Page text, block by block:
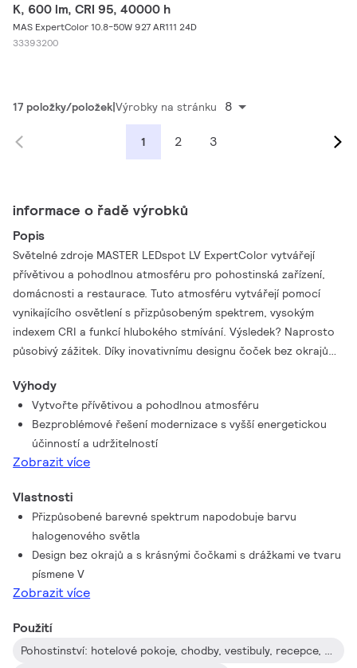
K, 600 lm, CRI 95, 40000 h
MAS ExpertColor 10.8-50W 927 AR111 24D
33393200
17 položky/položek Výrobky na stránku 8
1 2 3
informace o řadě výrobků
Popis
Světelné zdroje MASTER LEDspot LV ExpertColor vytvářejí
přívětivou a pohodlnou atmosféru pro pohostinská zařízení,
domácnosti a restaurace. Tuto atmosféru vytvářejí pomocí
vynikajícího osvětlení s přizpůsobeným spektrem, vysokým
indexem CRI a funkcí hlubokého stmívání. Výsledek? Naprosto
působivý zážitek. Díky inovativnímu designu čoček bez okrajů
téměř jakýkoli styl zařízení interiéru. Můžete také využít výhod
řady ExpertColor, do které patří také světelné zdroje LEDspot
MV a LEDspot Par.
Výhody
Vytvořte přívětivou a pohodlnou atmosféru
Bezproblémové řešení modernizace s vyšší energetickou
účinností a udržitelností
Zobrazit více
Vlastnosti
Přizpůsobené barevné spektrum napodobuje barvu
halogenového světla
Design bez okrajů a s krásnými čočkami s drážkami ve tvaru
písmene V
Zobrazit více
Použití
Pohostinství: hotelové pokoje, chodby, vestibuly, recepce, restaurace, bary a kavárny